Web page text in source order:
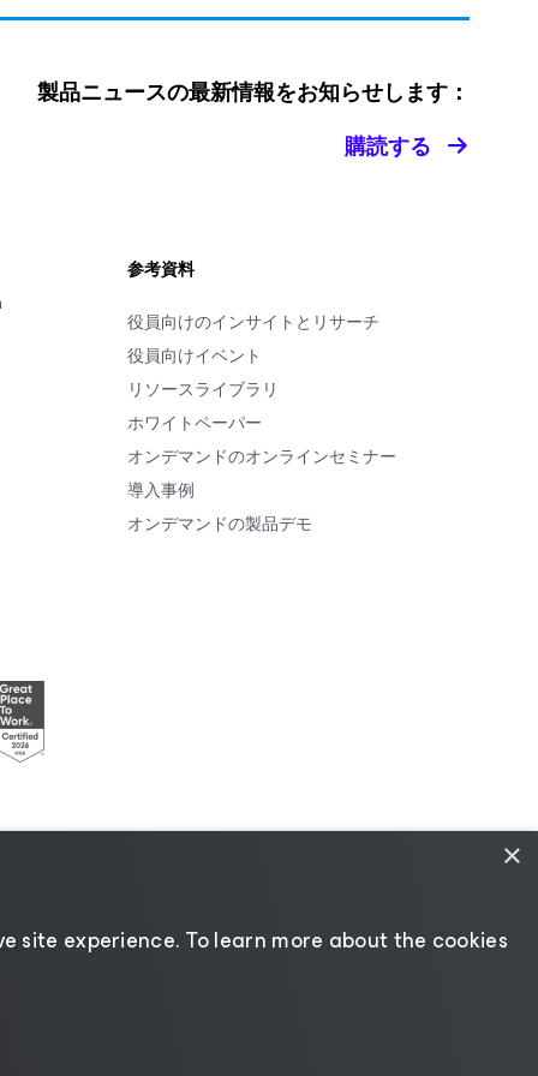
製品ニュースの最新情報をお知らせします：
購読する
参考資料
役員向けのインサイトとリサーチ
役員向けイベント
リソースライブラリ
ホワイトペーパー
オンデマンドのオンラインセミナー
導入事例
オンデマンドの製品デモ
×
site experience. ​To learn more about the cookies